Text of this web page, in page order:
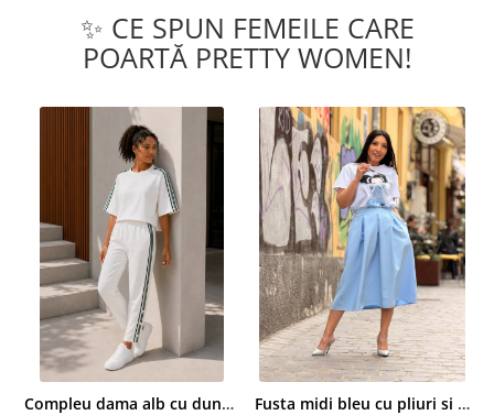
✨ CE SPUN FEMEILE CARE
POARTĂ PRETTY WOMEN!
Compleu dama alb cu dungi laterale in nuante de verde si negru Fusta midi bleu cu pliuri si buzunare